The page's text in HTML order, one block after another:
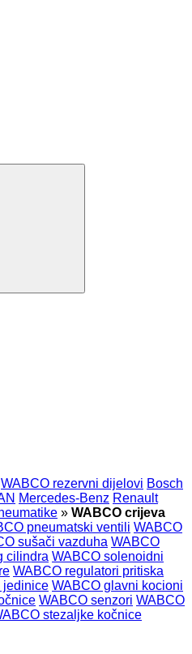
WABCO rezervni dijelovi Bosch
Mercedes-Benz Renault
» WABCO crijeva
pneumatski ventili WABCO
sušači vazduha WABCO
cilindra WABCO solenoidni
WABCO regulatori pritiska
jedinice WABCO glavni kocioni
WABCO senzori WABCO
stezaljkе kočnice